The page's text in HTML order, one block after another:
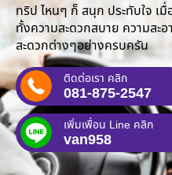
ทริป ไหนๆ ก็ สนุก ประทับใจ เมื่
ทั้งความสะดวกสบาย ความสะ
สะดวกต่างๆอย่างครบครัน
ติดต่อเรา คลิก
081-875-2547
เพิ่มเพื่อน Line คลิก
van958